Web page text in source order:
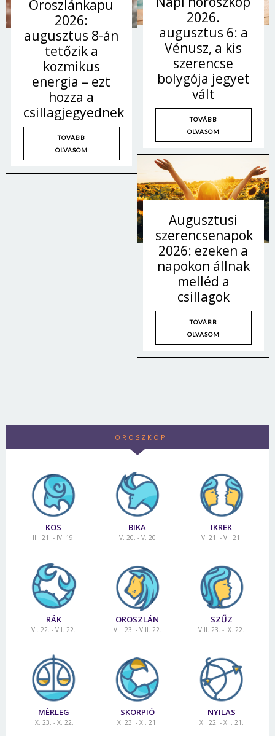
Oroszlánkapu
2026:
augusztus 8-án
tetőzik a
kozmikus
energia – ezt
hozza a
csillagjegyednek
TOVÁBB
OLVASOM
2026.
augusztus 6: a
Vénusz, a kis
szerencse
bolygója jegyet
vált
TOVÁBB
OLVASOM
Augusztusi
szerencsenapok
2026: ezeken a
napokon állnak
melléd a
csillagok
TOVÁBB
OLVASOM
HOROSZKÓP
KOS
III. 21. - IV. 19.
BIKA
IV. 20. - V. 20.
IKREK
V. 21. - VI. 21.
RÁK
VI. 22. - VII. 22.
OROSZLÁN
VII. 23. - VIII. 22.
SZŰZ
VIII. 23. - IX. 22.
MÉRLEG
IX. 23. - X. 22.
SKORPIÓ
X. 23. - XI. 21.
NYILAS
XI. 22. - XII. 21.
Jelszó
Mégse Bejelentkezés